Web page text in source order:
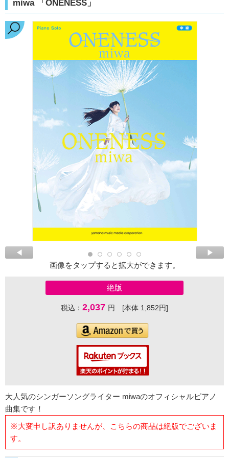
miwa 「ONENESS」
画像をタップすると拡大ができます。
絶版
税込： 2,037 円 [本体 1,852円]
大人気のシンガーソングライター miwaのオフィシャルピアノ
曲集です！
※大変申し訳ありませんが、こちらの商品は絶版でございま
す。